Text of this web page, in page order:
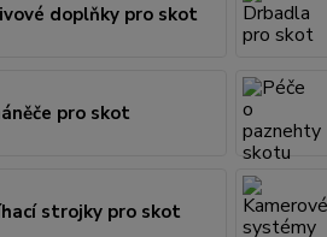
doplňky pro skot
pro skot
strojky pro skot